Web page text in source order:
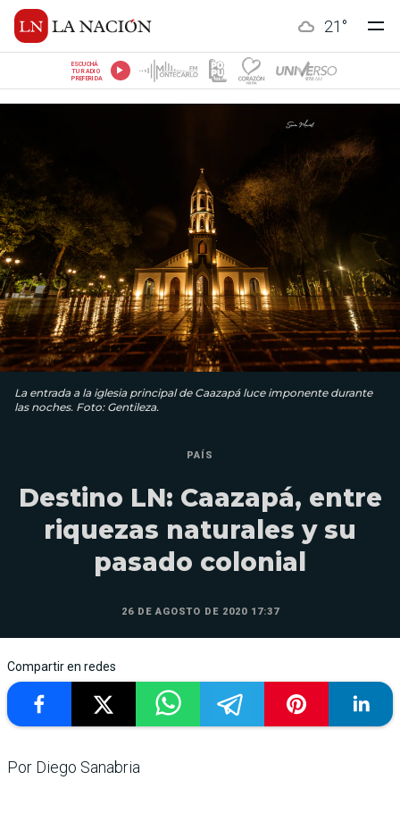
21 °
ESCUCHÁ
TU RADIO
PREFERIDA
La entrada a la iglesia principal de Caazapá luce imponente durante
las noches. Foto: Gentileza.
PAÍS
Destino LN: Caazapá, entre
riquezas naturales y su
pasado colonial
26 DE AGOSTO DE 2020 17:37
Compartir en redes
Por Diego Sanabria